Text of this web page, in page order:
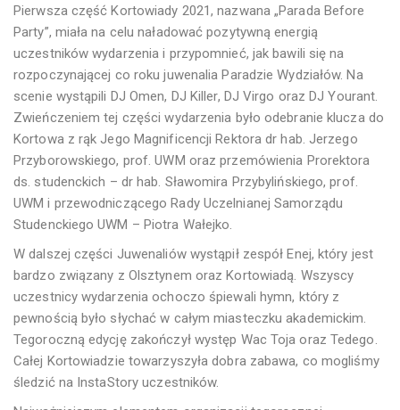
Pierwsza część Kortowiady 2021, nazwana „Parada Before
Party”, miała na celu naładować pozytywną energią
uczestników wydarzenia i przypomnieć, jak bawili się na
rozpoczynającej co roku juwenalia Paradzie Wydziałów. Na
scenie wystąpili DJ Omen, DJ Killer, DJ Virgo oraz DJ Yourant.
Zwieńczeniem tej części wydarzenia było odebranie klucza do
Kortowa z rąk Jego Magnificencji Rektora dr hab. Jerzego
Przyborowskiego, prof. UWM oraz przemówienia Prorektora
ds. studenckich – dr hab. Sławomira Przybylińskiego, prof.
UWM i przewodniczącego Rady Uczelnianej Samorządu
Studenckiego UWM – Piotra Wałejko.
W dalszej części Juwenaliów wystąpił zespół Enej, który jest
bardzo związany z Olsztynem oraz Kortowiadą. Wszyscy
uczestnicy wydarzenia ochoczo śpiewali hymn, który z
pewnością było słychać w całym miasteczku akademickim.
Tegoroczną edycję zakończył występ Wac Toja oraz Tedego.
Całej Kortowiadzie towarzyszyła dobra zabawa, co mogliśmy
śledzić na InstaStory uczestników.